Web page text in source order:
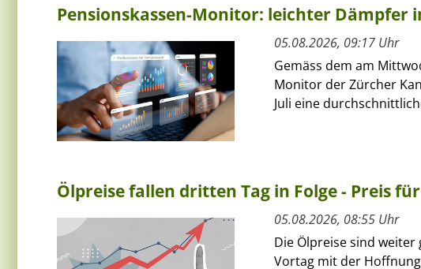
Pensionskassen-Monitor: leichter Dämpfer
05.08.2026, 09:17 Uhr
Gemäss dem am
Monitor der Zürcher
Juli eine
Ölpreise fallen dritten Tag in Folge - Preis
05.08.2026, 08:55 Uhr
Die Ölpreise sind weiter
Vortag mit der